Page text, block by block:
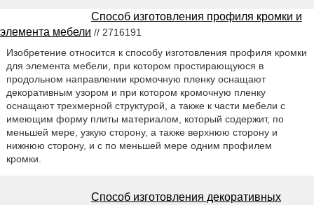
Способ изготовления профиля кромки и
элемента мебели // 2716191
Изобретение относится к способу изготовления профиля кромки
для элемента мебели, при котором простирающуюся в
продольном направлении кромочную пленку оснащают
декоративным узором и при котором кромочную пленку
оснащают трехмерной структурой, а также к части мебели с
имеющим форму плиты материалом, который содержит, по
меньшей мере, узкую сторону, а также верхнюю сторону и
нижнюю сторону, и с по меньшей мере одним профилем
кромки.
Способ изготовления декоративных